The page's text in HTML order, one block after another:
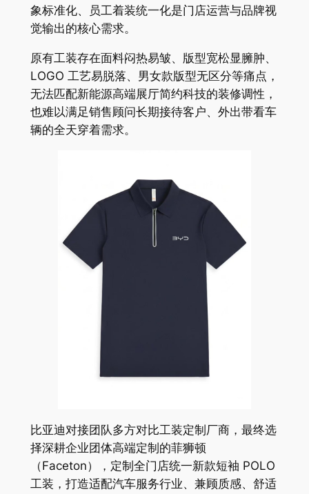
象标准化、员工着装统一化是门店运营与品牌视
觉输出的核心需求。
原有工装存在面料闷热易皱、版型宽松显臃肿、
LOGO 工艺易脱落、男女款版型无区分等痛点，
无法匹配新能源高端展厅简约科技的装修调性，
也难以满足销售顾问长期接待客户、外出带看车
辆的全天穿着需求。
比亚迪对接团队多方对比工装定制厂商，最终选
择深耕企业团体高端定制的菲狮顿
（Faceton），定制全门店统一新款短袖 POLO
工装，打造适配汽车服务行业、兼顾质感、舒适